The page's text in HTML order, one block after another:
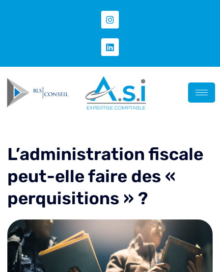
L’administration fiscale
peut-elle faire des «
perquisitions » ?